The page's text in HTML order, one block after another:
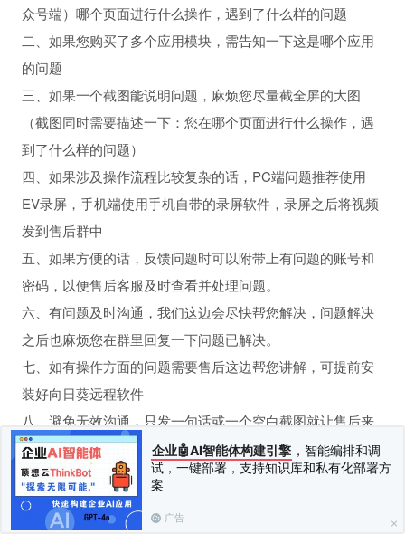
企业🤖AI智能体构建引擎 ，智能编排和调
试，一键部署，支持知识库和私有化部署方
案
广告
众号端）哪个页面进行什么操作，遇到了什么样的问题
二、如果您购买了多个应用模块，需告知一下这是哪个应用
的问题
三、如果一个截图能说明问题，麻烦您尽量截全屏的大图
（截图同时需要描述一下：您在哪个页面进行什么操作，遇
到了什么样的问题）
四、如果涉及操作流程比较复杂的话，PC端问题推荐使用
EV录屏，手机端使用手机自带的录屏软件，录屏之后将视频
发到售后群中
五、如果方便的话，反馈问题时可以附带上有问题的账号和
密码，以便售后客服及时查看并处理问题。
六、有问题及时沟通，我们这边会尽快帮您解决，问题解决
之后也麻烦您在群里回复一下问题已解决。
七、如有操作方面的问题需要售后这边帮您讲解，可提前安
装好向日葵远程软件
八、避免无效沟通，只发一句话或一个空白截图就让售后来
解决问题的，如某个功能使用不了、手机端打不开、后台登
录不了、这个怎么变成这样了，商品为什么不显示，模板怎
么不显示